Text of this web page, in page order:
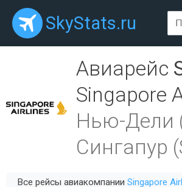
SkyStats.ru
Авиарейс
Singapore
Нью-Дели
Сингапур
Все рейсы авиакомпании Singapore